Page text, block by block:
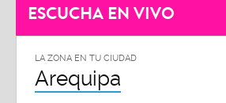
ESCUCHA EN VIVO
LA ZONA EN TU CIUDAD
Arequipa